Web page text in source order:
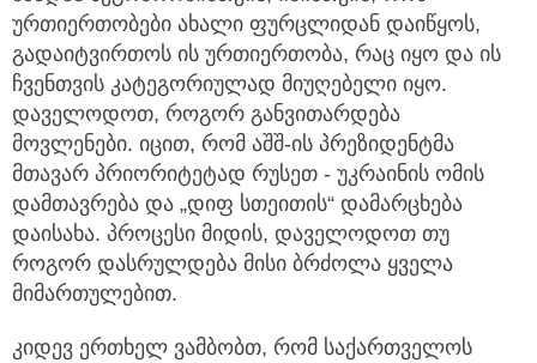
ურთიერთობები ახალი ფურცლიდან დაიწყოს,
გადაიტვირთოს ის ურთიერთობა, რაც იყო და ის
ჩვენთვის კატეგორიულად მიუღებელი იყო.
დაველოდოთ, როგორ განვითარდება
მოვლენები. იცით, რომ აშშ-ის პრეზიდენტმა
მთავარ პრიორიტეტად რუსეთ - უკრაინის ომის
დამთავრება და „დიფ სთეითის“ დამარცხება
დაისახა. პროცესი მიდის, დაველოდოთ თუ
როგორ დასრულდება მისი ბრძოლა ყველა
მიმართულებით.
კიდევ ერთხელ ვამბობთ, რომ საქართველოს